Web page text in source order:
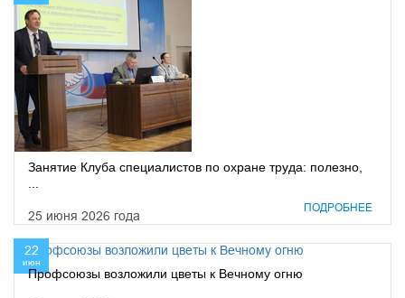
Занятие Клуба специалистов по охране труда: полезно,
25 июня 2026 года
ПОДРОБНЕЕ
22
июн
Профсоюзы возложили цветы к Вечному огню